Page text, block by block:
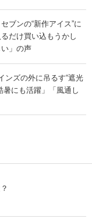
ブンの“新作アイス”に
だけ買い込もうかし
」の声
ンズの外に吊るす“遮光
にも活躍」「風通し